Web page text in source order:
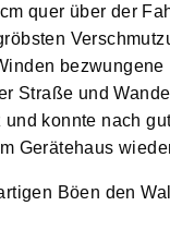
quer über der
Straße und
konnte nach
Gerätehaus
Böen den